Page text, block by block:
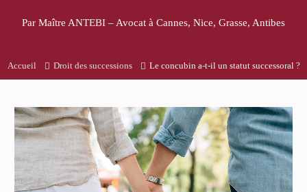
Par Maître ANTEBI – Avocat à Cannes, Nice, Grasse, Antibes
Accueil Droit des successions Le concubin a-t-il un statut successoral ?